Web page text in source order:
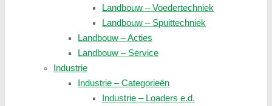
Landbouw – Voedertechniek
Landbouw – Spuittechniek
Landbouw – Acties
Landbouw – Service
Industrie
Industrie – Categorieën
Industrie – Loaders e.d.